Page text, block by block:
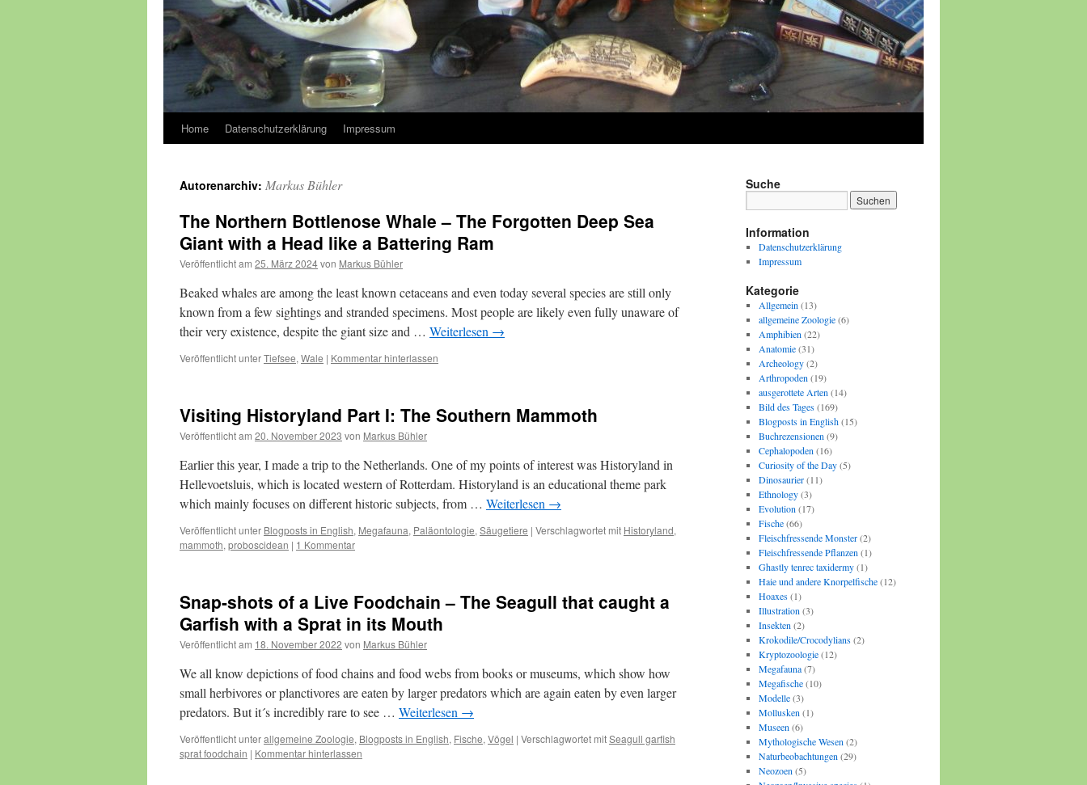
Home Datenschutzerklärung Impressum
Autorenarchiv: Markus Bühler
The Northern Bottlenose Whale – The Forgotten Deep Sea
Giant with a Head like a Battering Ram
Veröffentlicht am 25. März 2024von Markus Bühler
Beaked whales are among the least known cetaceans and even today several species are still only
known from a few sightings and stranded specimens. Most people are likely even fully unaware of
their very existence, despite the giant size and … Weiterlesen →
Veröffentlicht unterTiefsee, Wale | Kommentar hinterlassen
Visiting Historyland Part I: The Southern Mammoth
Veröffentlicht am 20. November 2023 von Markus Bühler
Earlier this year, I made a trip to the Netherlands. One of my points of interest was Historyland in
Hellevoetsluis, which is located western of Rotterdam. Historyland is an educational theme park
which mainly focuses on different historic subjects, from … Weiterlesen →
Veröffentlicht unter Blogposts in English, Megafauna, Paläontologie, Säugetiere | Verschlagwortet mit Historyland,
mammoth, proboscidean | 1 Kommentar
Snap-shots of a Live Foodchain – The Seagull that caught a
Garfish with a Sprat in its Mouth
Veröffentlicht am 18. November 2022 von Markus Bühler
We all know depictions of food chains and food webs from books or museums, which show how
small herbivores or planctivores are eaten by larger predators which are again eaten by even larger
predators. But it´s incredibly rare to see … Weiterlesen →
Veröffentlicht unterallgemeine Zoologie, Blogposts in English, Fische, Vögel | Verschlagwortet mitSeagull garfish
sprat foodchain | Kommentar hinterlassen
Suche
Information
Datenschutzerklärung
Impressum
Kategorie
Allgemein (13)
allgemeine Zoologie(6)
Amphibien (22)
Anatomie(31)
Archeology(2)
Arthropoden (19)
ausgerottete Arten (14)
Bild des Tages(169)
Blogposts in English(15)
Buchrezensionen (9)
Cephalopoden (16)
Curiosity of the Day(5)
Dinosaurier(11)
Ethnology(3)
Evolution (17)
Fische(66)
Fleischfressende Monster(2)
Fleischfressende Pflanzen (1)
Ghastly tenrec taxidermy(1)
Haie und andere Knorpelfische(12)
Hoaxes(1)
Illustration (3)
Insekten (2)
Krokodile/Crocodylians(2)
Kryptozoologie(12)
Megafauna(7)
Megafische(10)
Modelle(3)
Mollusken (1)
Museen (6)
Mythologische Wesen (2)
Naturbeobachtungen (29)
Neozoen (5)